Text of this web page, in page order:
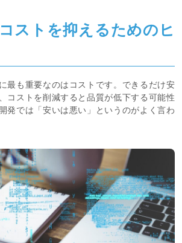
ストを抑えるためのヒ
最も重要なのはコストです。できるだけ安
コストを削減すると品質が低下する可能性
発では「安いは悪い」というのがよく言わ